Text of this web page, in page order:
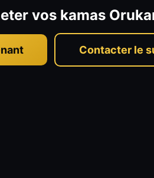
vos kamas
Contacter le